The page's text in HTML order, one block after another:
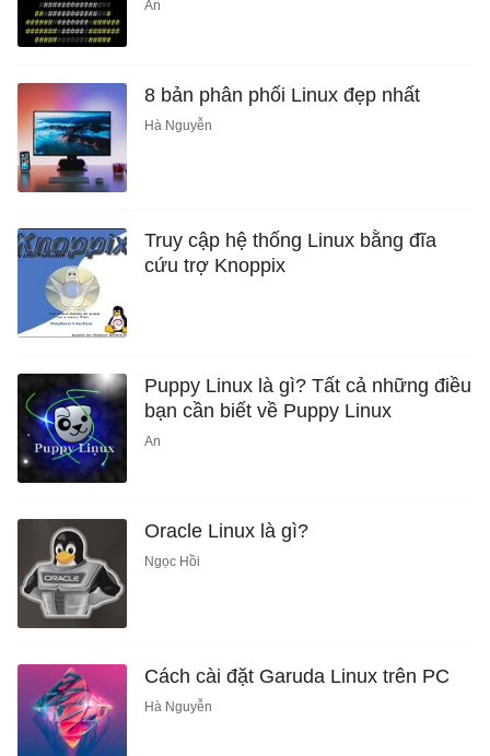
An
8 bản phân phối Linux đẹp nhất
Hà Nguyễn
Truy cập hệ thống Linux bằng đĩa
cứu trợ Knoppix
Puppy Linux là gì? Tất cả những điều
bạn cần biết về Puppy Linux
An
Oracle Linux là gì?
Ngọc Hồi
Cách cài đặt Garuda Linux trên PC
Hà Nguyễn